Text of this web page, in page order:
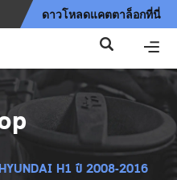
ดาวโหลดแคตตาล็อกที่นี่
HYUNDAI H1 ปี 2008-2016